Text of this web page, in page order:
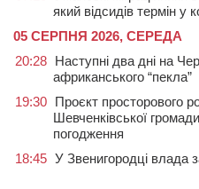
який відсидів термін у
05 СЕРПНЯ 2026, СЕРЕДА
20:28 Наступні два дні на
африканського “пекла”
19:30 Проєкт просторового
Шевченківської
погодження
18:45 У Звенигородці влада